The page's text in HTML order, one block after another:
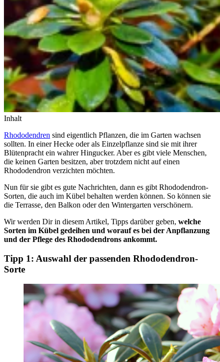
Inhalt
Rhododendren sind eigentlich Pflanzen, die im Garten wachsen
sollten. In einer Hecke oder als Einzelpflanze sind sie mit ihrer
Blütenpracht ein wahrer Hingucker. Aber es gibt viele Menschen,
die keinen Garten besitzen, aber trotzdem nicht auf einen
Rhododendron verzichten möchten.
Nun für sie gibt es gute Nachrichten, dann es gibt Rhododendron-
Sorten, die auch im Kübel behalten werden können. So können sie
die Terrasse, den Balkon oder den Wintergarten verschönern.
Wir werden Dir in diesem Artikel, Tipps darüber geben, welche
Sorten im Kübel gedeihen und worauf es bei der Anpflanzung
und der Pflege des Rhododendrons ankommt.
Tipp 1: Auswahl der passenden Rhododendron-
Sorte